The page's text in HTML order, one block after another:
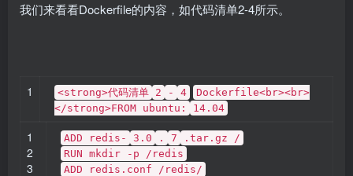
我们来看看Dockerfile的内容，如代码清单2-4所示。
1 <strong>代码清单 2 - 4
Dockerfile<br><br>
</strong>FROM ubuntu:
14.04
1
2
3
ADD redis- 3.0 . 7
.tar.gz /
RUN mkdir -p /redis
ADD redis.conf /redis/